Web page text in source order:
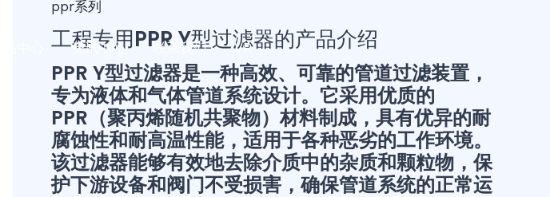
资讯中心 联系我们 VR
ppr系列
工程专用PPR Y型过滤器的产品介绍
PPR Y型过滤器是一种高效、可靠的管道过滤装置，
专为液体和气体管道系统设计。它采用优质的
PPR（聚丙烯随机共聚物）材料制成，具有优异的耐
腐蚀性和耐高温性能，适用于各种恶劣的工作环境。
该过滤器能够有效地去除介质中的杂质和颗粒物，保
护下游设备和阀门不受损害，确保管道系统的正常运